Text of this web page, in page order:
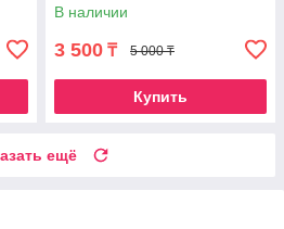
В наличии
3 500 ₸ 5 000 ₸
Купить
ещё